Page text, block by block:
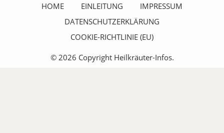
HOME EINLEITUNG
IMPRESSUM
DATENSCHUTZERKLÄRUNG
COOKIE-RICHTLINIE (EU)
© 2026 Copyright Heilkräuter-Infos.